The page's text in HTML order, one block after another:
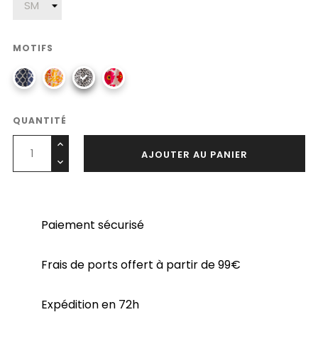
MOTIFS
QUANTITÉ
AJOUTER AU PANIER
Paiement sécurisé
Frais de ports offert à partir de 99€
Expédition en 72h